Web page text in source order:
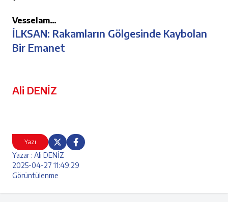
Yazı
Yazar : Ali DENİZ
2025-04-27 11:49:29
Görüntülenme
İLKSAN: Rakamların Gölgesinde Kaybolan
Bir Emanet
Ali DENİZ
Vesselam…